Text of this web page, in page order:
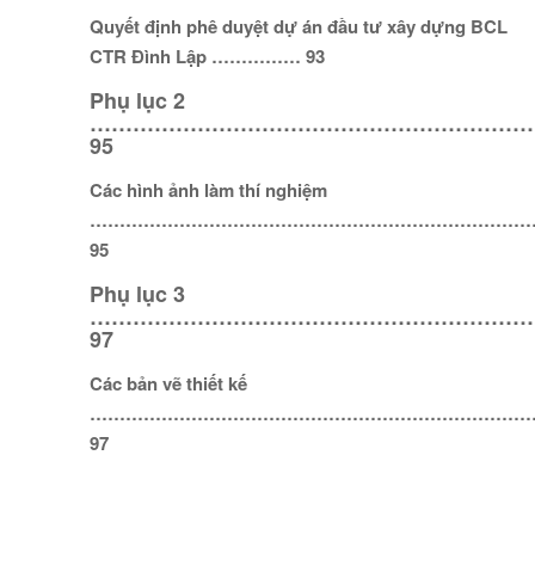
Quyết định phê duyệt dự án đầu tư xây dựng BCL
CTR Đình Lập …………… 93
Phụ lục 2
95
Các hình ảnh làm thí nghiệm
95
Phụ lục 3
97
Các bản vẽ thiết kế
97